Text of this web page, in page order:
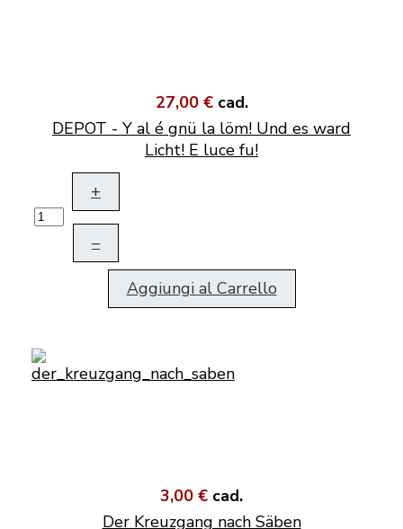
27,00 € cad.
DEPOT - Y al é gnü la löm! Und es ward
Licht! E luce fu!
+
–
Aggiungi al Carrello
3,00 € cad.
Der Kreuzgang nach Säben